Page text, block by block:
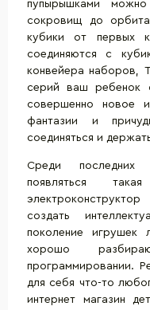
пупырышками
сокровищ до
кубики от первых
соединяются с
конвейера наборов,
серий ваш ребенок
совершенно новое
фантазии и
соединяться и
Среди последних
появляться
создать
поколение игрушек
хорошо
программировании.
для себя что-то
интернет магазин